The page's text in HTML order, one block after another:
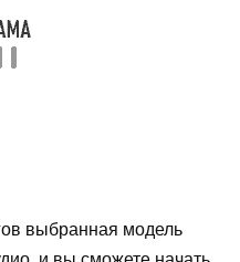
выбранная модель